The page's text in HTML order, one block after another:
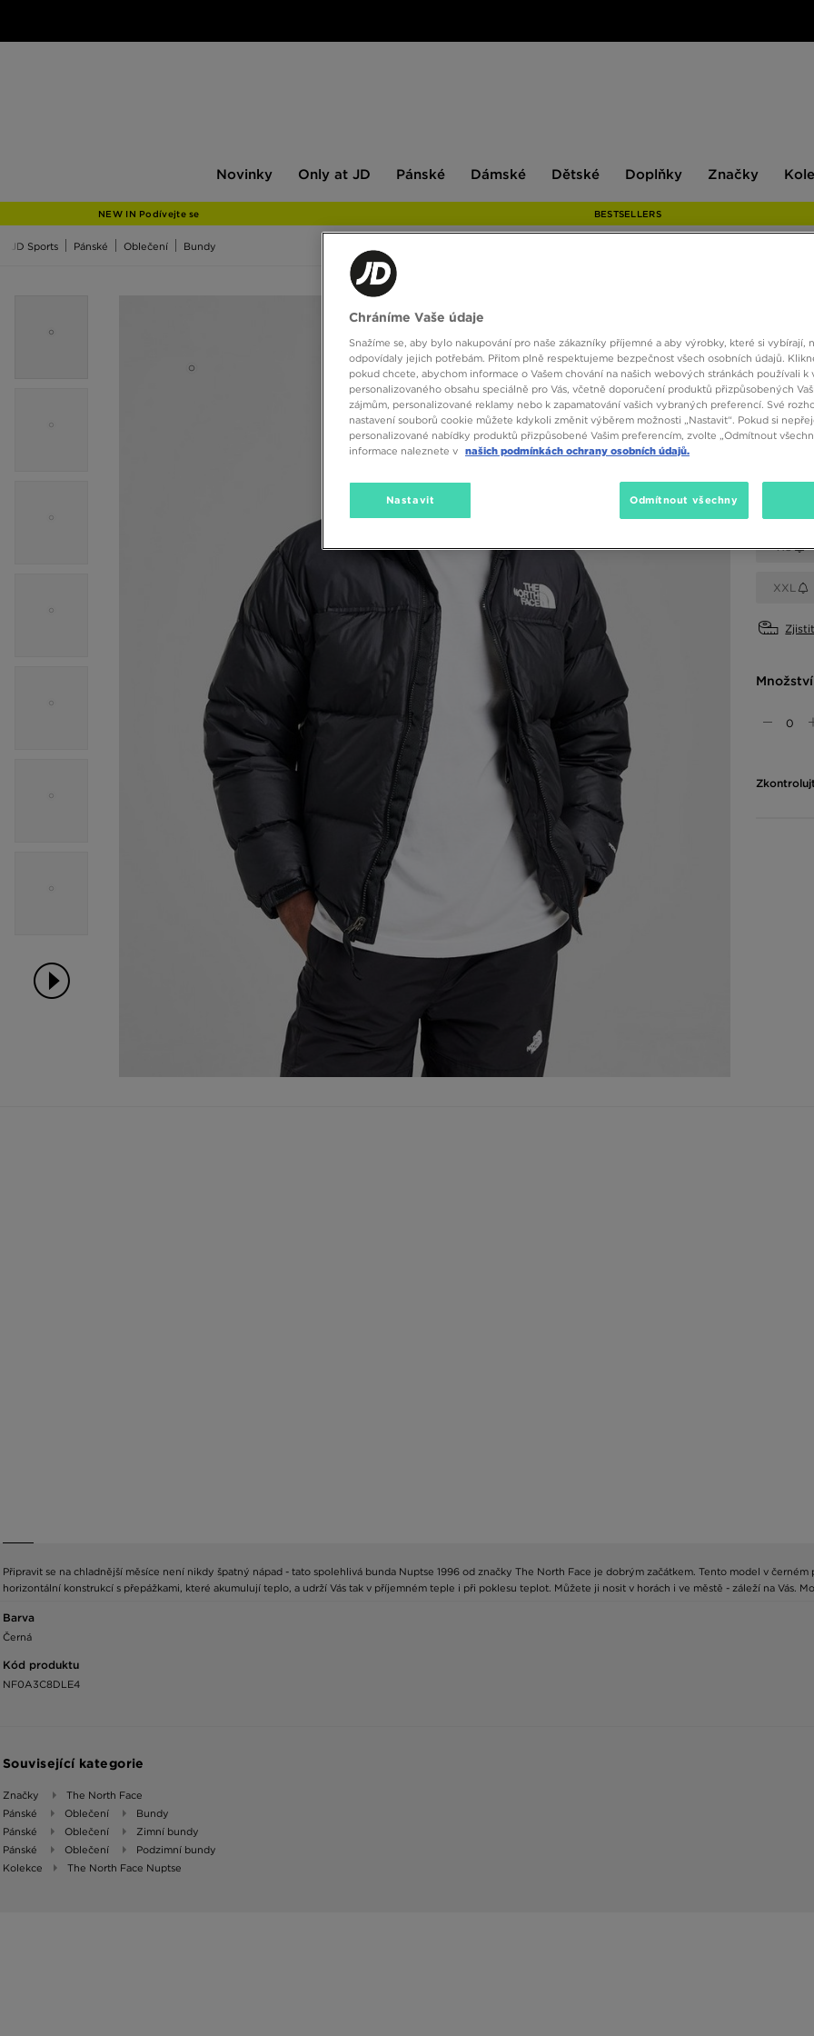
Novinky
JD
Only at JD Pánské Dámské Dětské Doplňky Značky
NEW IN Podívejte se BESTSELLERS
JD Sports Pánské Oblečení Bundy
THE
7890
Vyberte
XS
XXL
Množství
Připravit se na chladnější měsíce není nikdy špatný nápad - tato spolehlivá bunda Nuptse 1996 od značky The North Face je dobrým začátkem. Tento model v
horizontální konstrukcí s přepážkami, které akumulují teplo, a udrží Vás tak v příjemném teple i při poklesu teplot. Můžete ji nosit v horách i ve městě - záleží na Vás.
Barva
Černá
Kód produktu
NF0A3C8DLE4
Související kategorie
Značky
The North Face
Pánské
Oblečení
Bundy
Pánské
Oblečení
Zimní bundy
Pánské
Oblečení
Podzimní bundy
Kolekce
The North Face Nuptse
Chráníme Vaše údaje
Snažíme se, aby bylo nakupování pro naše zákazníky příjemné a aby výrobky, které si vybírají,
odpovídaly jejich potřebám. Přitom plně respektujeme bezpečnost všech osobních údajů.
pokud chcete, abychom informace o Vašem chování na našich webových stránkách používali k
personalizovaného obsahu speciálně pro Vás, včetně doporučení produktů přizpůsobených
zájmům, personalizované reklamy nebo k zapamatování vašich vybraných preferencí. Své
nastavení souborů cookie můžete kdykoli změnit výběrem možnosti „Nastavit“. Pokud si
personalizované nabídky produktů přizpůsobené Vašim preferencím, zvolte „Odmítnout
informace naleznete v našich podmínkách ochrany osobních údajů.
Nastavit Odmítnout všechny